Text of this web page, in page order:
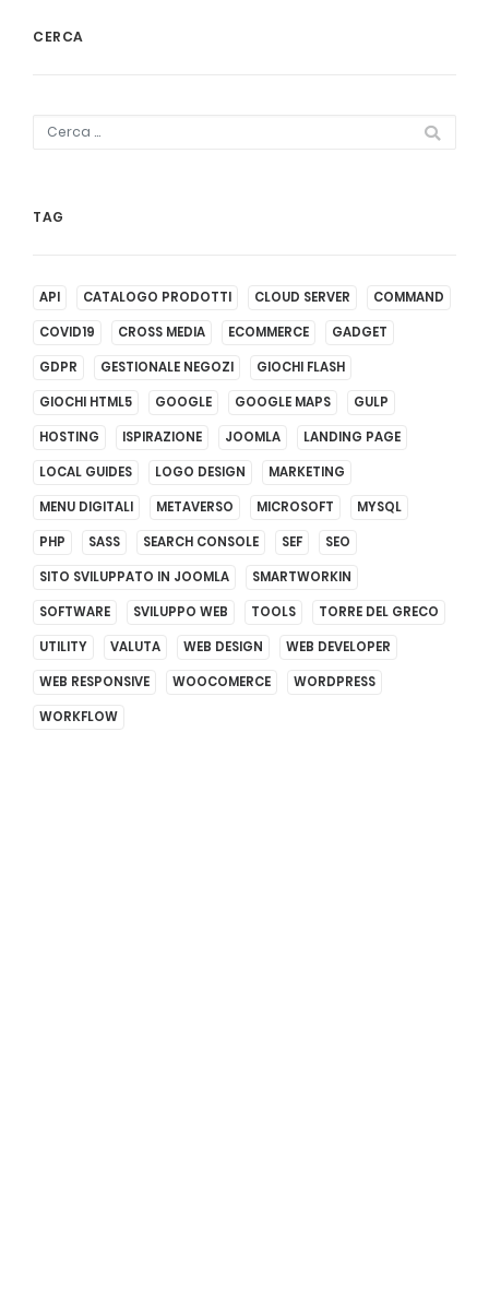
CERCA
TAG
API CATALOGO PRODOTTI CLOUD SERVER
COMMAND
COVID19
CROSS MEDIA ECOMMERCE
GADGET
GDPR
GESTIONALE NEGOZI
GIOCHI FLASH
GIOCHI HTML5
GOOGLE GOOGLE MAPS
GULP
HOSTING
ISPIRAZIONE JOOMLA
LANDING PAGE
LOCAL GUIDES
LOGO DESIGN
MARKETING
MENU DIGITALI
METAVERSO MICROSOFT
MYSQL
PHP
SASS SEARCH CONSOLE SEF
SEO
SITO SVILUPPATO IN JOOMLA
SMARTWORKIN
SOFTWARE
SVILUPPO WEB TOOLS
TORRE DEL GRECO
UTILITY
VALUTA WEB DESIGN
WEB DEVELOPER
WEB RESPONSIVE
WOOCOMERCE
WORDPRESS
WORKFLOW